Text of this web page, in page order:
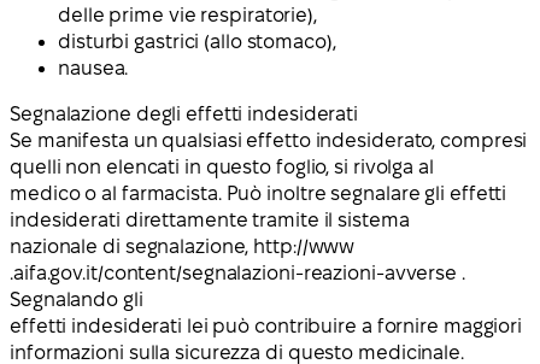
delle prime vie respiratorie),
disturbi gastrici (allo stomaco),
nausea.
Segnalazione degli effetti indesiderati
Se manifesta un qualsiasi effetto indesiderato, compresi
quelli non elencati in questo foglio, si rivolga al
medico o al farmacista. Può inoltre segnalare gli effetti
indesiderati direttamente tramite il sistema
nazionale di segnalazione, http://www
.aifa.gov.it/content/segnalazioni-reazioni-avverse .
Segnalando gli
effetti indesiderati lei può contribuire a fornire maggiori
informazioni sulla sicurezza di questo medicinale.